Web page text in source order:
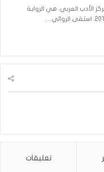
الأدب العربي، هي الرواية
تعليقات